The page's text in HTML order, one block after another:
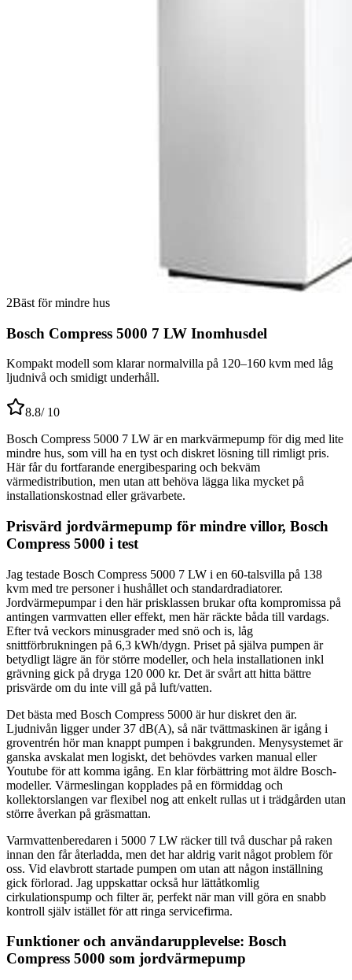
2Bäst för mindre hus
Bosch Compress 5000 7 LW Inomhusdel
Kompakt modell som klarar normalvilla på 120–160 kvm med låg
ljudnivå och smidigt underhåll.
8.8/ 10
Bosch Compress 5000 7 LW är en markvärmepump för dig med lite
mindre hus, som vill ha en tyst och diskret lösning till rimligt pris.
Här får du fortfarande energibesparing och bekväm
värmedistribution, men utan att behöva lägga lika mycket på
installationskostnad eller grävarbete.
Prisvärd jordvärmepump för mindre villor, Bosch
Compress 5000 i test
Jag testade Bosch Compress 5000 7 LW i en 60-talsvilla på 138
kvm med tre personer i hushållet och standardradiatorer.
Jordvärmepumpar i den här prisklassen brukar ofta kompromissa på
antingen varmvatten eller effekt, men här räckte båda till vardags.
Efter två veckors minusgrader med snö och is, låg
snittförbrukningen på 6,3 kWh/dygn. Priset på själva pumpen är
betydligt lägre än för större modeller, och hela installationen inkl
grävning gick på dryga 120 000 kr. Det är svårt att hitta bättre
prisvärde om du inte vill gå på luft/vatten.
Det bästa med Bosch Compress 5000 är hur diskret den är.
Ljudnivån ligger under 37 dB(A), så när tvättmaskinen är igång i
groventrén hör man knappt pumpen i bakgrunden. Menysystemet är
ganska avskalat men logiskt, det behövdes varken manual eller
Youtube för att komma igång. En klar förbättring mot äldre Bosch-
modeller. Värmeslingan kopplades på en förmiddag och
kollektorslangen var flexibel nog att enkelt rullas ut i trädgården utan
större åverkan på gräsmattan.
Varmvattenberedaren i 5000 7 LW räcker till två duschar på raken
innan den får återladda, men det har aldrig varit något problem för
oss. Vid elavbrott startade pumpen om utan att någon inställning
gick förlorad. Jag uppskattar också hur lättåtkomlig
cirkulationspump och filter är, perfekt när man vill göra en snabb
kontroll själv istället för att ringa servicefirma.
Funktioner och användarupplevelse: Bosch
Compress 5000 som jordvärmepump